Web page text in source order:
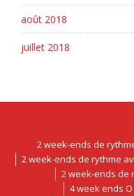
août 2018
juillet 2018
2 week-ends de
2 week-ends de rythme
2 week-ends de
4 week ends